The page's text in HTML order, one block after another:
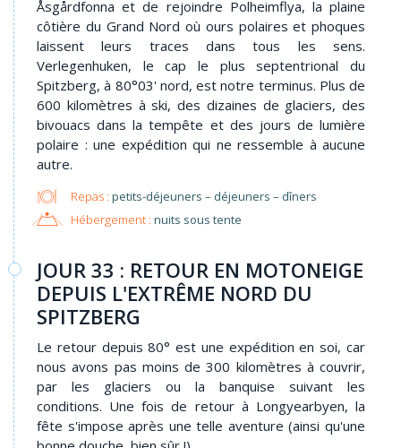
Åsgårdfonna et de rejoindre Polheimflya, la plaine
côtière du Grand Nord où ours polaires et phoques
laissent leurs traces dans tous les sens.
Verlegenhuken, le cap le plus septentrional du
Spitzberg, à 80°03' nord, est notre terminus. Plus de
600 kilomètres à ski, des dizaines de glaciers, des
bivouacs dans la tempête et des jours de lumière
polaire : une expédition qui ne ressemble à aucune
autre.
Repas : petits-déjeuners – déjeuners – dîners
Hébergement : nuits sous tente
JOUR 33 : RETOUR EN MOTONEIGE
DEPUIS L'EXTRÊME NORD DU
SPITZBERG
Le retour depuis 80° est une expédition en soi, car
nous avons pas moins de 300 kilomètres à couvrir,
par les glaciers ou la banquise suivant les
conditions. Une fois de retour à Longyearbyen, la
fête s'impose après une telle aventure (ainsi qu'une